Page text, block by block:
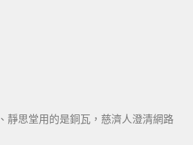
靜思堂用的是銅瓦，慈濟人澄清網路